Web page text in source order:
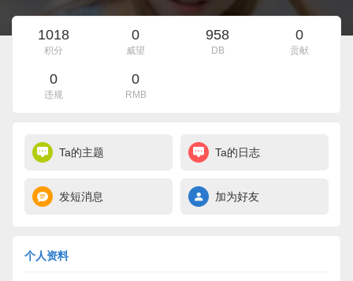
1018
积分
0
威望
958
DB
0
贡献
0
违规
0
RMB
Ta的主题 Ta的日志
发短消息 加为好友
个人资料